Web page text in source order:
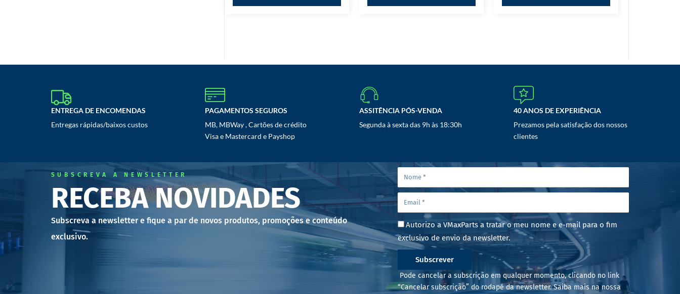
ESPELHOS RETROVISORES INTERIORES
FARÓIS DE TRABALHO
FARÓIS INDIVIDUAIS
FARÓIS PRINCIPAIS
FAROLINS DIANTEIROS
FAROLINS MATRICULA
ENTREGA DE ENCOMENDAS
Entregas rápidas/baixos custos
PAGAMENTOS SEGUROS
MB, MBWay , Cartões de crédito
Visa e Mastercard e Payshop
ASSITÊNCIA PÓS-VENDA
Segunda à sexta das 9h às 18:30h
40 ANOS DE EXPERIÊNCIA
Prezamos pela satisfação dos nossos
clientes
SUBSCREVA A NEWSLETTER
RECEBA NOVIDADES
Subscreva a newsletter e fique a par de novos produtos, promoções e conteúdo
exclusivo.
Autorizo a VMaxParts a tratar o meu nome e e-mail para o fim
exclusivo de envio da newsletter.
Subscrever
Pode cancelar a subscrição em qualquer momento, clicando no link
“Cancelar subscrição” do rodapé da newsletter. Saiba mais na nossa